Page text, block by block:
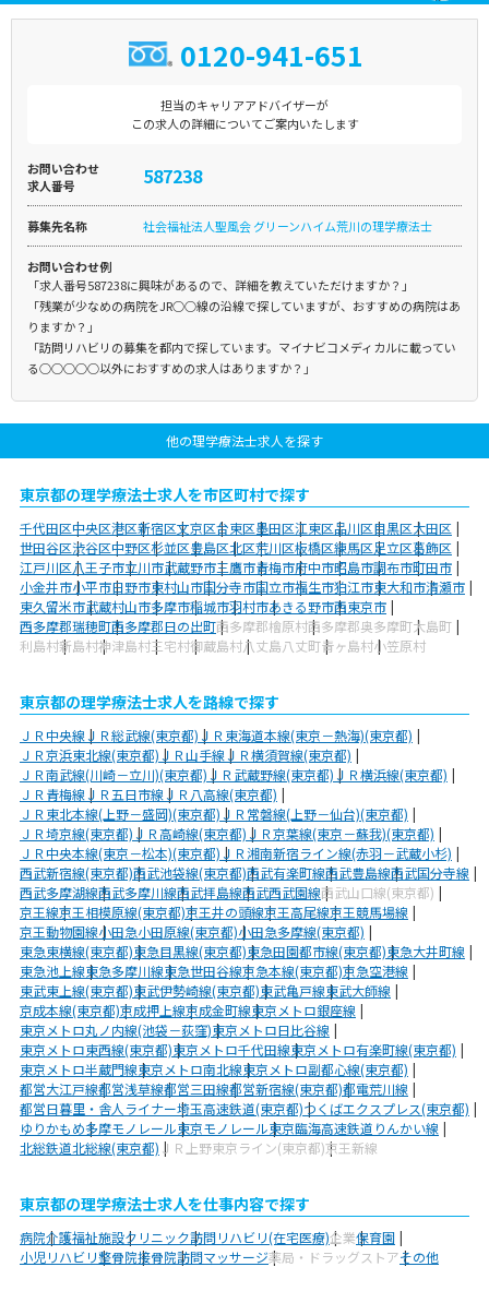
0120-941-651
担当のキャリアアドバイザーが
この求人の詳細についてご案内いたします
お問い合わせ
求人番号
587238
募集先名称 社会福祉法人聖風会 グリーンハイム荒川の理学療法士
お問い合わせ例
「求人番号587238に興味があるので、詳細を教えていただけますか？」
「残業が少なめの病院をJR○○線の沿線で探していますが、おすすめの病院はあ
りますか？」
「訪問リハビリの募集を都内で探しています。マイナビコメディカルに載ってい
る○○○○○以外におすすめの求人はありますか？」
他の理学療法士求人を探す
東京都の理学療法士求人を市区町村で探す
千代田区中央区港区新宿区文京区台東区墨田区江東区品川区目黒区大田区
世田谷区渋谷区中野区杉並区豊島区北区荒川区板橋区練馬区足立区葛飾区
江戸川区八王子市立川市武蔵野市三鷹市青梅市府中市昭島市調布市町田市
小金井市小平市日野市東村山市国分寺市国立市福生市狛江市東大和市清瀬市
東久留米市武蔵村山市多摩市稲城市羽村市あきる野市西東京市
西多摩郡瑞穂町西多摩郡日の出町西多摩郡檜原村西多摩郡奥多摩町大島町
利島村新島村神津島村三宅村御蔵島村八丈島八丈町青ヶ島村小笠原村
東京都の理学療法士求人を路線で探す
ＪＲ中央線ＪＲ総武線(東京都)ＪＲ東海道本線(東京－熱海)(東京都)
ＪＲ京浜東北線(東京都)ＪＲ山手線ＪＲ横須賀線(東京都)
ＪＲ南武線(川崎－立川)(東京都)ＪＲ武蔵野線(東京都)ＪＲ横浜線(東京都)
ＪＲ青梅線ＪＲ五日市線ＪＲ八高線(東京都)
ＪＲ東北本線(上野－盛岡)(東京都)ＪＲ常磐線(上野－仙台)(東京都)
ＪＲ埼京線(東京都)ＪＲ高崎線(東京都)ＪＲ京葉線(東京－蘇我)(東京都)
ＪＲ中央本線(東京－松本)(東京都)ＪＲ湘南新宿ライン線(赤羽－武蔵小杉)
西武新宿線(東京都)西武池袋線(東京都)西武有楽町線西武豊島線西武国分寺線
西武多摩湖線西武多摩川線西武拝島線西武西武園線西武山口線(東京都)
京王線京王相模原線(東京都)京王井の頭線京王高尾線京王競馬場線
京王動物園線小田急小田原線(東京都)小田急多摩線(東京都)
東急東横線(東京都)東急目黒線(東京都)東急田園都市線(東京都)東急大井町線
東急池上線東急多摩川線東急世田谷線京急本線(東京都)京急空港線
東武東上線(東京都)東武伊勢崎線(東京都)東武亀戸線東武大師線
京成本線(東京都)京成押上線京成金町線東京メトロ銀座線
東京メトロ丸ノ内線(池袋－荻窪)東京メトロ日比谷線
東京メトロ東西線(東京都)東京メトロ千代田線東京メトロ有楽町線(東京都)
東京メトロ半蔵門線東京メトロ南北線東京メトロ副都心線(東京都)
都営大江戸線都営浅草線都営三田線都営新宿線(東京都)都電荒川線
都営日暮里・舎人ライナー埼玉高速鉄道(東京都)つくばエクスプレス(東京都)
ゆりかもめ多摩モノレール東京モノレール東京臨海高速鉄道りんかい線
北総鉄道北総線(東京都) ＪＲ上野東京ライン(東京都)京王新線
東京都の理学療法士求人を仕事内容で探す
病院介護福祉施設クリニック訪問リハビリ(在宅医療)企業保育園
小児リハビリ整骨院接骨院訪問マッサージ薬局・ドラッグストアその他